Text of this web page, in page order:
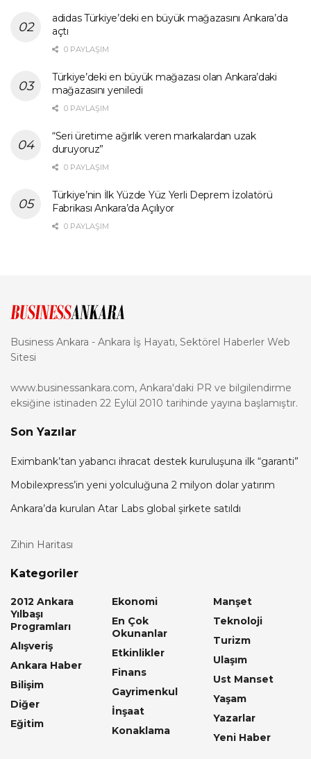
adidas Türkiye’deki en büyük mağazasını Ankara’da
açtı
0 PAYLAŞIM
Türkiye’deki en büyük mağazası olan Ankara’daki
mağazasını yeniledi
0 PAYLAŞIM
“Seri üretime ağırlık veren markalardan uzak
duruyoruz”
0 PAYLAŞIM
Türkiye’nin İlk Yüzde Yüz Yerli Deprem İzolatörü
Fabrikası Ankara’da Açılıyor
0 PAYLAŞIM
Business Ankara - Ankara İş Hayatı, Sektörel Haberler Web
Sitesi
www.businessankara.com, Ankara'daki PR ve bilgilendirme
eksiğine istinaden 22 Eylül 2010 tarihinde yayına başlamıştır.
Son Yazılar
Eximbank’tan yabancı ihracat destek kuruluşuna ilk “garanti”
Mobilexpress’in yeni yolculuğuna 2 milyon dolar yatırım
Ankara’da kurulan Atar Labs global şirkete satıldı
Zihin Haritası
Kategoriler
2012 Ankara
Yılbaşı
Programları
Alışveriş
Ankara Haber
Bilişim
Diğer
Eğitim
Ekonomi
En Çok
Okunanlar
Etkinlikler
Finans
Gayrimenkul
İnşaat
Konaklama
Manşet
Teknoloji
Turizm
Ulaşım
Ust Manset
Yaşam
Yazarlar
Yeni Haber